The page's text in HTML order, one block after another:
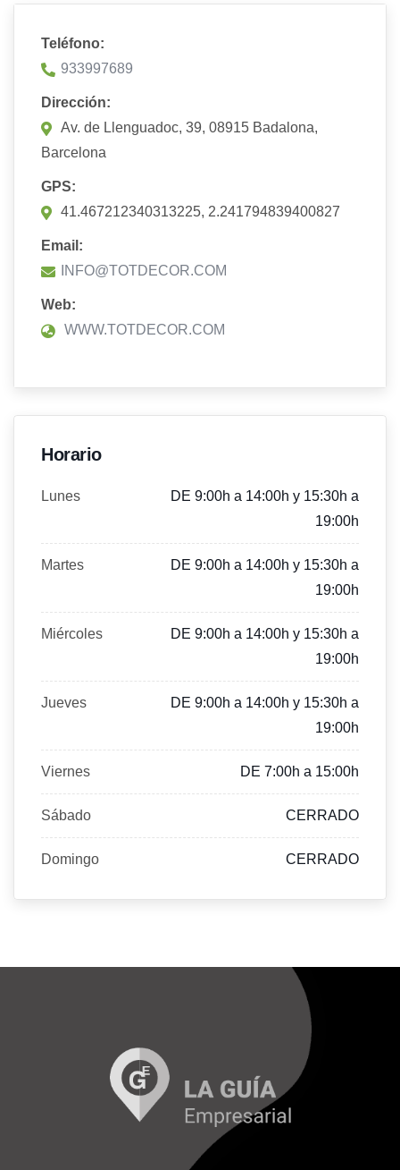
Teléfono:
933997689
Dirección:
Av. de Llenguadoc, 39, 08915 Badalona,
Barcelona
GPS:
41.467212340313225, 2.241794839400827
Email:
INFO@TOTDECOR.COM
Web:
WWW.TOTDECOR.COM
Horario
Lunes
DE 9:00h a 14:00h y 15:30h a
19:00h
Martes
DE 9:00h a 14:00h y 15:30h a
19:00h
Miércoles
DE 9:00h a 14:00h y 15:30h a
19:00h
Jueves
DE 9:00h a 14:00h y 15:30h a
19:00h
Viernes DE 7:00h a 15:00h
Sábado CERRADO
Domingo CERRADO